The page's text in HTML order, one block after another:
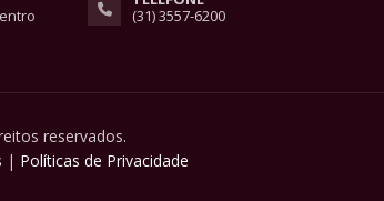
(31) 3557-6200
reservados.
| Políticas de Privacidade